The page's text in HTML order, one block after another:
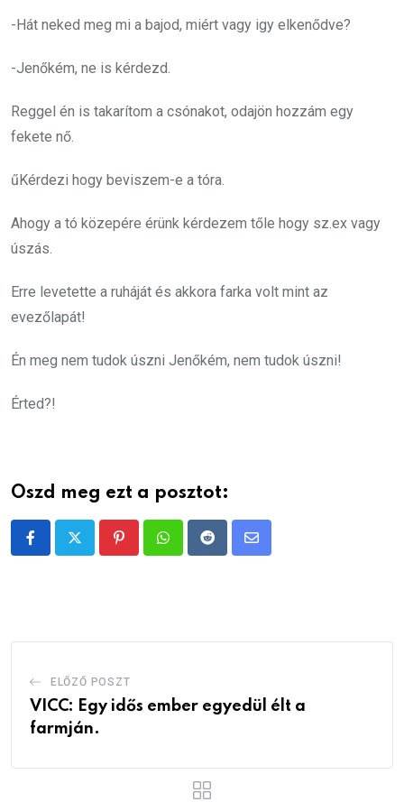
-Hát neked meg mi a bajod, miért vagy igy elkenődve?
-Jenőkém, ne is kérdezd.
Reggel én is takarítom a csónakot, odajön hozzám egy
fekete nő.
űKérdezi hogy beviszem-e a tóra.
Ahogy a tó közepére érünk kérdezem tőle hogy sz.ex vagy
úszás.
Erre levetette a ruháját és akkora farka volt mint az
evezőlapát!
Én meg nem tudok úszni Jenőkém, nem tudok úszni!
Érted?!
Oszd meg ezt a posztot:
PinterestWhatsappRedditShare
ELŐZŐ POSZT
VICC: Egy idős ember egyedül élt a
farmján.